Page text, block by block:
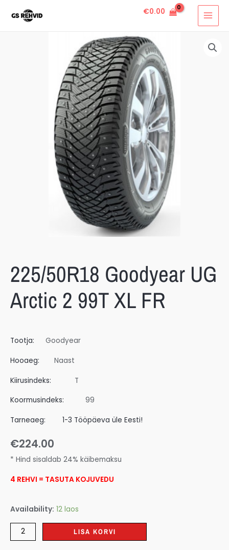
€0.00
225/50R18 Goodyear UG
Arctic 2 99T XL FR
Tootja: Goodyear
Hooaeg: Naast
Kiirusindeks: T
Koormusindeks: 99
Tarneaeg: 1-3 Tööpäeva üle Eesti!
€224.00
* Hind sisaldab 24% käibemaksu
4 REHVI = TASUTA KOJUVEDU
Availability: 12 laos
LISA KORVI